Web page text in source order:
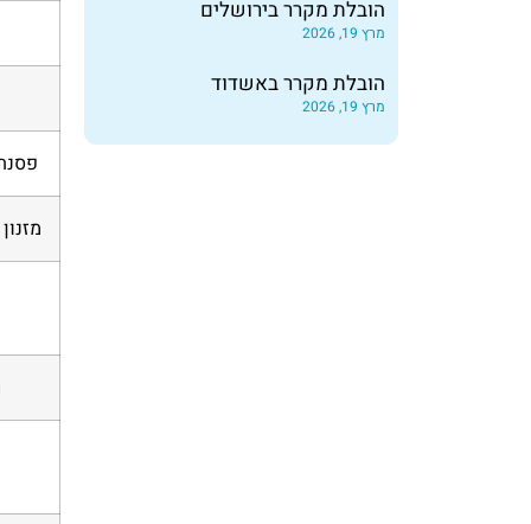
הובלת מקרר בירושלים
מרץ 19, 2026
הובלת מקרר באשדוד
מרץ 19, 2026